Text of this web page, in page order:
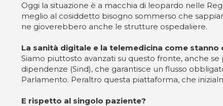
Oggi la situazione è a macchia di leopardo nelle
meglio al cosiddetto bisogno sommerso che
ne gioverebbero anche le strutture ospedaliere.
La sanità digitale e la telemedicina come
Siamo piuttosto avanzati su questo fronte, anche
dipendenze (Sind), che garantisce un flusso
Parlamento. Peraltro questa piattaforma, che
E rispetto al singolo paziente?